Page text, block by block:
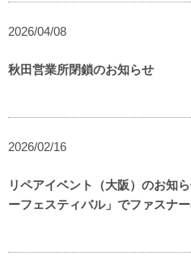
2026/04/08
秋田営業所閉鎖のお知らせ
2026/02/16
リペアイベント（大阪）のお知
ーフェスティバル」でファスナ